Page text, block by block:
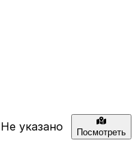
Не указано Посмотреть